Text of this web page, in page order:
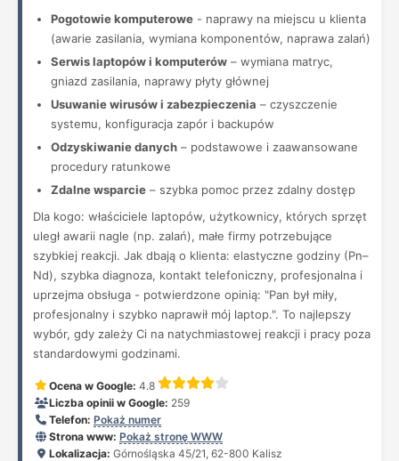
Pogotowie komputerowe - naprawy na miejscu u klienta
(awarie zasilania, wymiana komponentów, naprawa zalań)
Serwis laptopów i komputerów – wymiana matryc,
gniazd zasilania, naprawy płyty głównej
Usuwanie wirusów i zabezpieczenia – czyszczenie
systemu, konfiguracja zapór i backupów
Odzyskiwanie danych – podstawowe i zaawansowane
procedury ratunkowe
Zdalne wsparcie – szybka pomoc przez zdalny dostęp
Dla kogo: właściciele laptopów, użytkownicy, których sprzęt
uległ awarii nagle (np. zalań), małe firmy potrzebujące
szybkiej reakcji. Jak dbają o klienta: elastyczne godziny (Pn–
Nd), szybka diagnoza, kontakt telefoniczny, profesjonalna i
uprzejma obsługa - potwierdzone opinią: "Pan był miły,
profesjonalny i szybko naprawił mój laptop.". To najlepszy
wybór, gdy zależy Ci na natychmiastowej reakcji i pracy poza
standardowymi godzinami.
Ocena w Google: 4.8
Liczba opinii w Google: 259
Telefon: Pokaż numer
Strona www: Pokaż stronę WWW
Lokalizacja: Górnośląska 45/21, 62-800 Kalisz